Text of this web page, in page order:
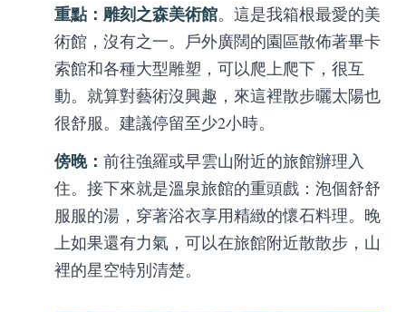
重點：雕刻之森美術館。這是我箱根最愛的美
術館，沒有之一。戶外廣闊的園區散佈著畢卡
索館和各種大型雕塑，可以爬上爬下，很互
動。就算對藝術沒興趣，來這裡散步曬太陽也
很舒服。建議停留至少2小時。
傍晚： 前往強羅或早雲山附近的旅館辦理入
住。接下來就是溫泉旅館的重頭戲：泡個舒舒
服服的湯，穿著浴衣享用精緻的懷石料理。晚
上如果還有力氣，可以在旅館附近散散步，山
裡的星空特別清楚。